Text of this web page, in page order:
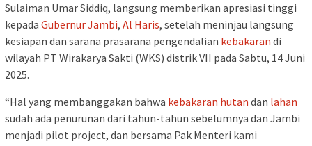
Sulaiman Umar Siddiq, langsung memberikan apresiasi tinggi
kepada Gubernur Jambi, Al Haris, setelah meninjau langsung
kesiapan dan sarana prasarana pengendalian kebakaran di
wilayah PT Wirakarya Sakti (WKS) distrik VII pada Sabtu, 14 Juni
2025.
“Hal yang membanggakan bahwa kebakaran hutan dan lahan
sudah ada penurunan dari tahun-tahun sebelumnya dan Jambi
menjadi pilot project, dan bersama Pak Menteri kami